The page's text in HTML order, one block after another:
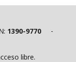
1390-9770 -
libre.